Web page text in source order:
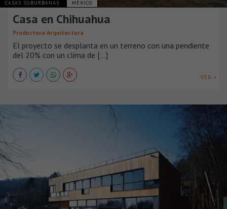
CASAS SUBURBANAS MÉXICO
Casa en Chihuahua
Productora Arquitectura
El proyecto se desplanta en un terreno con una pendiente
del 20% con un clima de [...]
VER +